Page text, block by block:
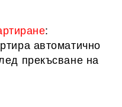
:
автоматично
прекъсване на